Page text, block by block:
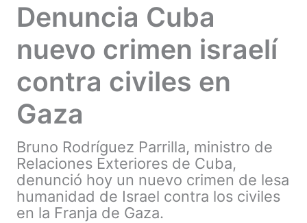
Denuncia Cuba
nuevo crimen israelí
contra civiles en
Gaza
Bruno Rodríguez Parrilla, ministro de
Relaciones Exteriores de Cuba,
denunció hoy un nuevo crimen de lesa
humanidad de Israel contra los civiles
en la Franja de Gaza.